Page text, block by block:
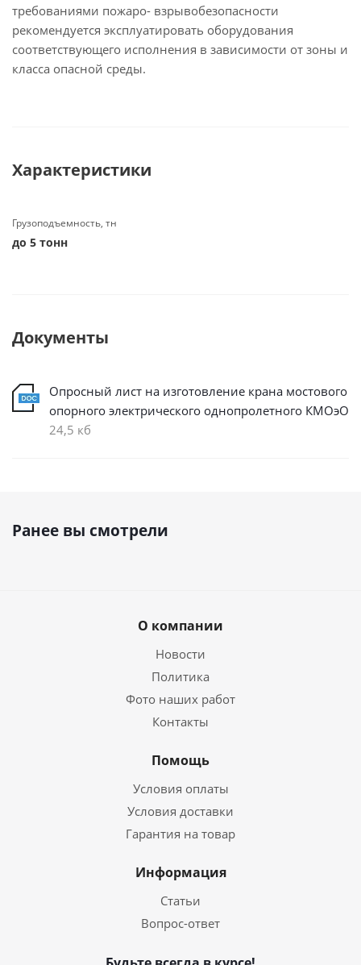
требованиями пожаро- взрывобезопасности
рекомендуется эксплуатировать оборудования
соответствующего исполнения в зависимости от зоны и
класса опасной среды.
Характеристики
Грузоподъемность, тн
до 5 тонн
Документы
Опросный лист на изготовление крана мостового
опорного электрического однопролетного КМОэО
24,5 кб
Ранее вы смотрели
О компании
Новости
Политика
Фото наших работ
Контакты
Помощь
Условия оплаты
Условия доставки
Гарантия на товар
Информация
Статьи
Вопрос-ответ